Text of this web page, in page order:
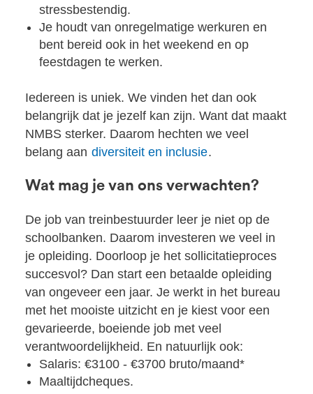
stressbestendig.
Je houdt van onregelmatige werkuren en
bent bereid ook in het weekend en op
feestdagen te werken.
Iedereen is uniek. We vinden het dan ook
belangrijk dat je jezelf kan zijn. Want dat maakt
NMBS sterker. Daarom hechten we veel
belang aan diversiteit en inclusie.
Wat mag je van ons verwachten?
De job van treinbestuurder leer je niet op de
schoolbanken. Daarom investeren we veel in
je opleiding. Doorloop je het sollicitatieproces
succesvol? Dan start een betaalde opleiding
van ongeveer een jaar. Je werkt in het bureau
met het mooiste uitzicht en je kiest voor een
gevarieerde, boeiende job met veel
verantwoordelijkheid. En natuurlijk ook:
Salaris: €3100 - €3700 bruto/maand*
Maaltijdcheques.